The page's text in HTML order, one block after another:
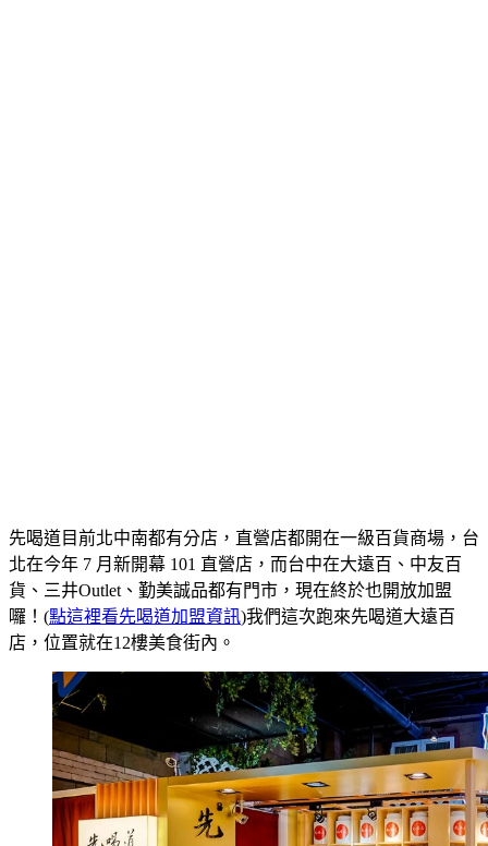
先喝道目前北中南都有分店，直營店都開在一級百貨商場，台
北在今年 7 月新開幕 101 直營店，而台中在大遠百、中友百
貨、三井Outlet、勤美誠品都有門市，現在終於也開放加盟
囉！(點這裡看先喝道加盟資訊)我們這次跑來先喝道大遠百
店，位置就在12樓美食街內。